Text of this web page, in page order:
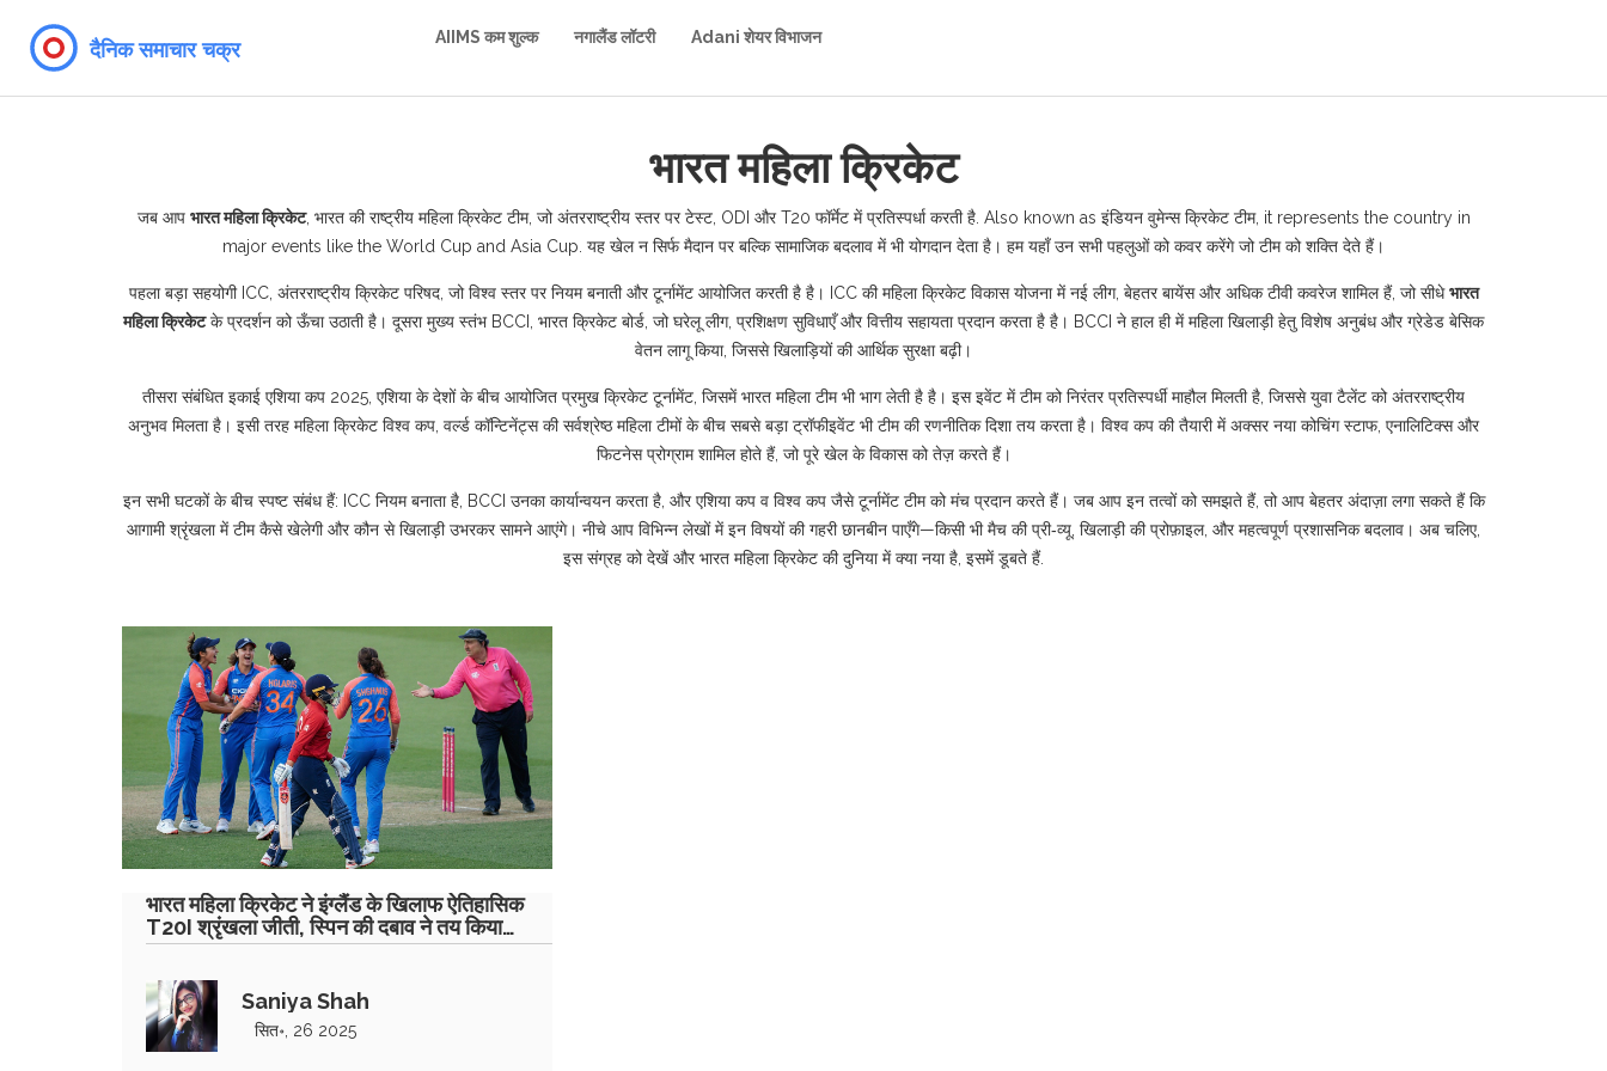
AIIMS कम शुल्क नगालैंड लॉटरी Adani शेयर विभाजन
भारत महिला क्रिकेट
जब आप भारत महिला क्रिकेट, भारत की राष्ट्रीय महिला क्रिकेट टीम, जो अंतरराष्ट्रीय स्तर पर टेस्ट, ODI और T20 फॉर्मेट में प्रतिस्पर्धा करती है. Also known as इंडियन वुमेन्स क्रिकेट टीम, it represents the country in
major events like the World Cup and Asia Cup. यह खेल न सिर्फ मैदान पर बल्कि सामाजिक बदलाव में भी योगदान देता है। हम यहाँ उन सभी पहलुओं को कवर करेंगे जो टीम को शक्ति देते हैं।
पहला बड़ा सहयोगी ICC, अंतरराष्ट्रीय क्रिकेट परिषद, जो विश्व स्तर पर नियम बनाती और टूर्नामेंट आयोजित करती हैहै। ICC की महिला क्रिकेट विकास योजना में नई लीग, बेहतर बायेंस और अधिक टीवी कवरेज शामिल हैं, जो सीधेभारत
महिला क्रिकेटके प्रदर्शन को ऊँचा उठाती है। दूसरा मुख्य स्तंभ BCCI भारत क्रिकेट बोर्ड, जो घरेलू लीग, प्रशिक्षण सुविधाएँ और वित्तीय सहायता प्रदान करता है है। BCCI ने हाल ही में महिला खिलाड़ी हेतु विशेष अनुबंध और ग्रेडेड बेसिक
वेतन लागू किया, जिससे खिलाड़ियों की आर्थिक सुरक्षा बढ़ी।
तीसरा संबंधित इकाई एशिया कप 2025 एशिया के देशों के बीच आयोजित प्रमुख क्रिकेट टूर्नामेंट, जिसमें भारत महिला टीम भी भाग लेती है है। इस इवेंट में टीम को निरंतर प्रतिस्पर्धी माहौल मिलती है, जिससे युवा टैलेंट को अंतरराष्ट्रीय
अनुभव मिलता है। इसी तरह महिला क्रिकेट विश्व कप वर्ल्ड कॉन्टिनेंट्स की सर्वश्रेष्ठ महिला टीमों के बीच सबसे बड़ा ट्रॉफीइवेंट भी टीम की रणनीतिक दिशा तय करता है। विश्व कप की तैयारी में अक्सर नया कोचिंग स्टाफ, एनालिटिक्स और
फिटनेस प्रोग्राम शामिल होते हैं, जो पूरे खेल के विकास को तेज़ करते हैं।
इन सभी घटकों के बीच स्पष्ट संबंध हैं: ICC नियम बनाता है, BCCI उनका कार्यान्वयन करता है, और एशिया कप व विश्व कप जैसे टूर्नामेंट टीम को मंच प्रदान करते हैं। जब आप इन तत्वों को समझते हैं, तो आप बेहतर अंदाज़ा लगा सकते हैं कि
आगामी श्रृंखला में टीम कैसे खेलेगी और कौन से खिलाड़ी उभरकर सामने आएंगे। नीचे आप विभिन्न लेखों में इन विषयों की गहरी छानबीन पाएँगे—किसी भी मैच की प्री‑व्यू, खिलाड़ी की प्रोफ़ाइल, और महत्वपूर्ण प्रशासनिक बदलाव। अब चलिए,
इस संग्रह को देखें और भारत महिला क्रिकेट की दुनिया में क्या नया है, इसमें डूबते हैं.
भारत महिला क्रिकेट ने इंग्लैंड के खिलाफ ऐतिहासिक
T20I श्रृंखला जीती, स्पिन की दबाव ने तय किया
मुक़ाबला
Saniya Shah
सित॰, 26 2025